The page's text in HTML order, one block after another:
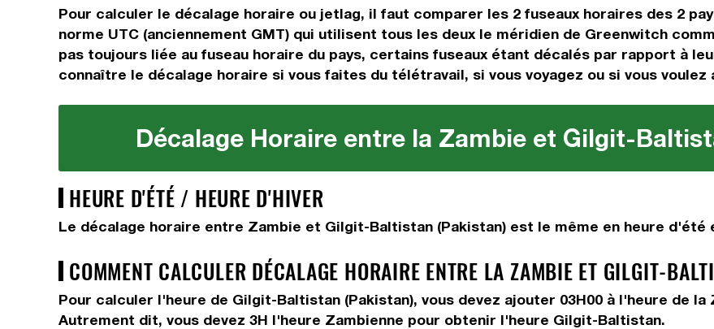
Pour calculer le décalage horaire ou jetlag, il faut comparer les 2 fuseaux horaires des 2
norme UTC (anciennement GMT) qui utilisent tous les deux le méridien de Greenwitch
pas toujours liée au fuseau horaire du pays, certains fuseaux étant décalés par rapport à
connaître le décalage horaire si vous faites du télétravail, si vous voyagez ou si vous voulez
Décalage Horaire entre la Zambie et Gilgit-
HEURE D'ÉTÉ / HEURE D'HIVER
Le décalage horaire entre Zambie et Gilgit-Baltistan (Pakistan) est le même en heure d'été
COMMENT CALCULER DÉCALAGE HORAIRE ENTRE LA ZAMBIE ET GILGIT-
Pour calculer l'heure de Gilgit-Baltistan (Pakistan), vous devez ajouter 03H00 à l'heure de la
Autrement dit, vous devez 3H l'heure Zambienne pour obtenir l'heure Gilgit-Baltistan.